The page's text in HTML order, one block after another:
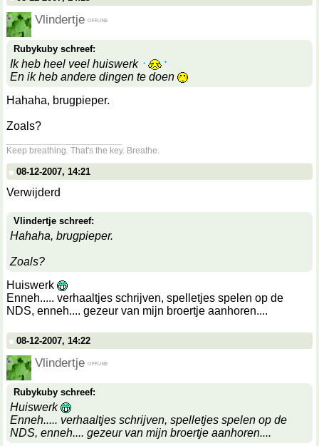
Vlindertje
Rubykuby schreef:
Ik heb heel veel huiswerk
En ik heb andere dingen te doen
Hahaha, brugpieper.
Zoals?
Keep breathing. That's the key. Breathe.
08-12-2007, 14:21
Verwijderd
Vlindertje schreef:
Hahaha, brugpieper.
Zoals?
Huiswerk
Enneh..... verhaaltjes schrijven, spelletjes spelen op de
NDS, enneh.... gezeur van mijn broertje aanhoren....
08-12-2007, 14:22
Vlindertje
Rubykuby schreef:
Huiswerk
Enneh..... verhaaltjes schrijven, spelletjes spelen op de
NDS, enneh.... gezeur van mijn broertje aanhoren....